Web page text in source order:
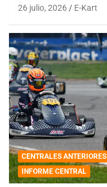
26 julio, 2026 E-Kart
CENTRALES ANTERIORES
INFORME CENTRAL